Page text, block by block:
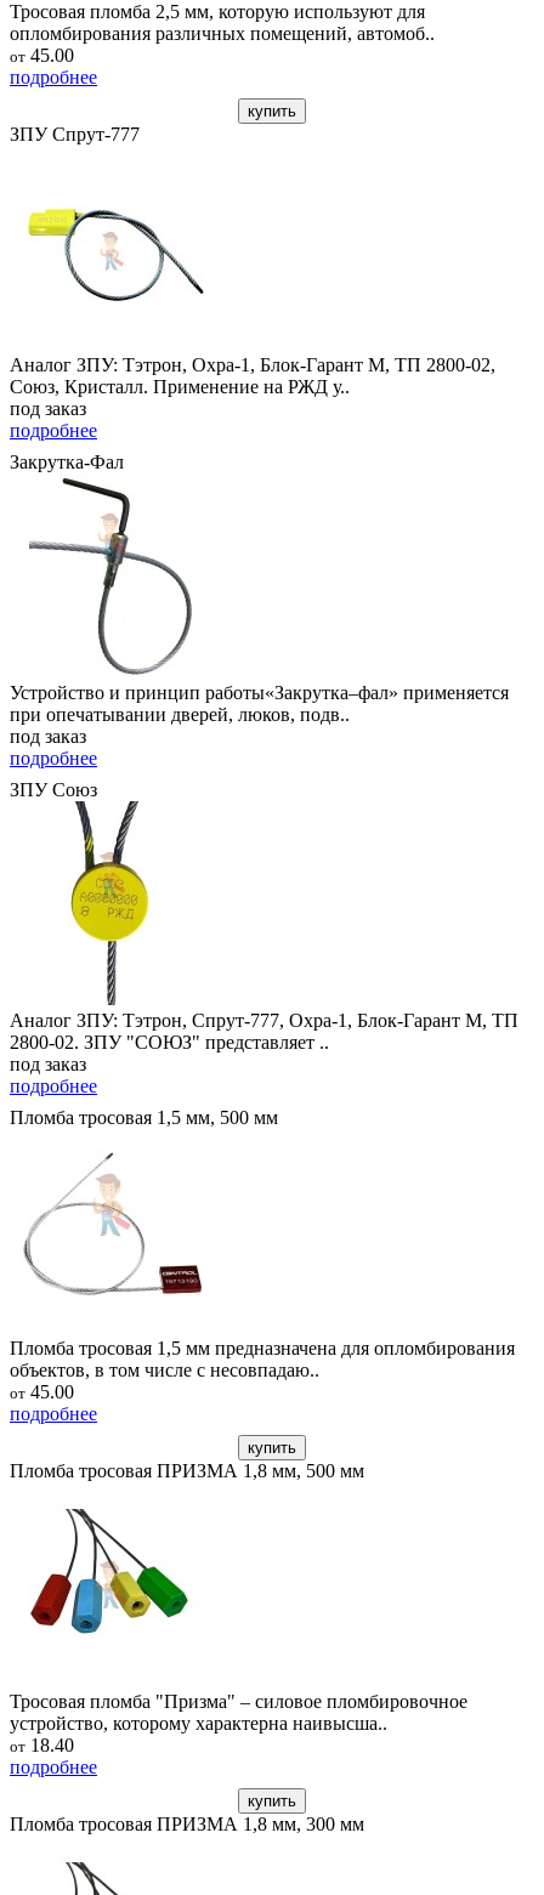
Тросовая пломба 2,5 мм, которую используют для
опломбирования различных помещений, автомоб..
от 45.00
подробнее
купить
ЗПУ Спрут-777
Аналог ЗПУ: Тэтрон, Охра-1, Блок-Гарант М, ТП 2800-02,
Союз, Кристалл. Применение на РЖД у..
под заказ
подробнее
Закрутка-Фал
Устройство и принцип работы«Закрутка–фал» применяется
при опечатывании дверей, люков, подв..
под заказ
подробнее
ЗПУ Союз
Аналог ЗПУ: Тэтрон, Спрут-777, Охра-1, Блок-Гарант М, ТП
2800-02. ЗПУ "СОЮЗ" представляет ..
под заказ
подробнее
Пломба тросовая 1,5 мм, 500 мм
Пломба тросовая 1,5 мм предназначена для опломбирования
объектов, в том числе с несовпадаю..
от 45.00
подробнее
купить
Пломба тросовая ПРИЗМА 1,8 мм, 500 мм
Тросовая пломба "Призма" – силовое пломбировочное
устройство, которому характерна наивысша..
от 18.40
подробнее
купить
Пломба тросовая ПРИЗМА 1,8 мм, 300 мм